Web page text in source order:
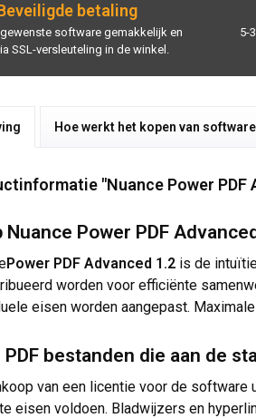
betaling
software gemakkelijk en
SSL-versleuteling in de winkel.
5-
Hoe werkt het kopen van
"Nuance Power PDF
Nuance Power PDF
Power PDF Advanced 1.2 is de
worden voor efficiënte
eisen worden aangepast.
bestanden die aan de
van een licentie voor de software
eisen voldoen. Bladwijzers en